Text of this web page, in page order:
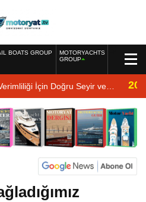
BOATS GROUP
MOTORYACHTS
GROUP
İçin Doğru Seyir ve